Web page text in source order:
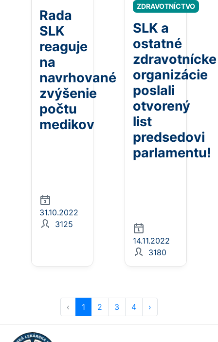
Rada
SLK
reaguje
na
navrhované
zvýšenie
počtu
medikov
31.10.2022
3125
ZDRAVOTNÍCTVO
SLK a
ostatné
zdravotnícke
organizácie
poslali
otvorený
list
predsedovi
parlamentu!
14.11.2022
3180
‹ 1 2 3 4 ›